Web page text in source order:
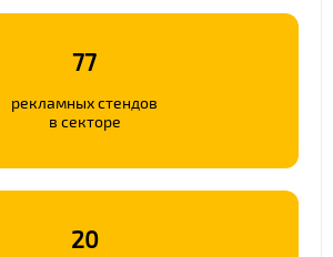
77
рекламных стендов
в секторе
20